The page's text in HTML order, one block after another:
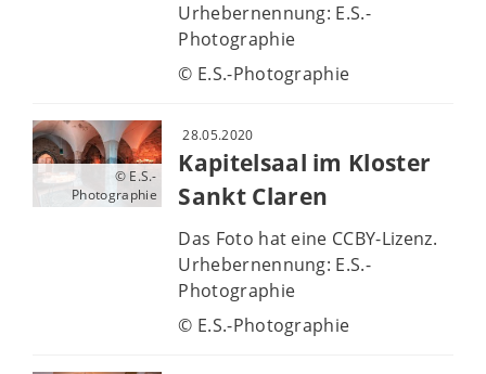
Urhebernennung: E.S.-
Photographie
© E.S.-Photographie
© E.S.-
Photographie
28.05.2020
Kapitelsaal im Kloster
Sankt Claren
Das Foto hat eine CCBY-Lizenz.
Urhebernennung: E.S.-
Photographie
© E.S.-Photographie